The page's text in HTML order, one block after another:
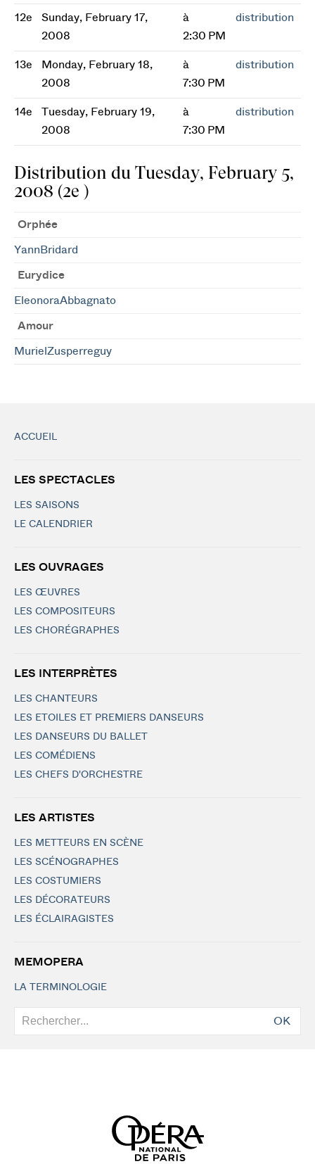
12e
Sunday, February 17,
2008
à
2:30 PM
distribution
13e
Monday, February 18,
2008
à
7:30 PM
distribution
14e
Tuesday, February 19,
2008
à
7:30 PM
distribution
Distribution du Tuesday, February 5,
2008 (2e )
Orphée
YannBridard
Eurydice
EleonoraAbbagnato
Amour
MurielZusperreguy
ACCUEIL
LES SPECTACLES
LES SAISONS
LE CALENDRIER
LES OUVRAGES
LES ŒUVRES
LES COMPOSITEURS
LES CHORÉGRAPHES
LES INTERPRÈTES
LES CHANTEURS
LES ETOILES ET PREMIERS DANSEURS
LES DANSEURS DU BALLET
LES COMÉDIENS
LES CHEFS D'ORCHESTRE
LES ARTISTES
LES METTEURS EN SCÈNE
LES SCÉNOGRAPHES
LES COSTUMIERS
LES DÉCORATEURS
LES ÉCLAIRAGISTES
MEMOPERA
LA TERMINOLOGIE
OK